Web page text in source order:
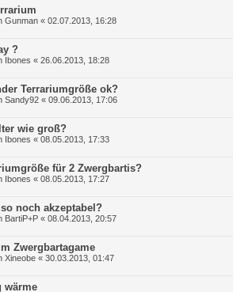
Gunman « 02.07.2013, 16:28
?
Ibones « 26.06.2013, 18:28
Terrariumgröße ok?
Sandy92 « 09.06.2013, 17:06
wie groß?
Ibones « 08.05.2013, 17:33
für 2 Zwergbartis?
Ibones « 08.05.2013, 17:27
noch akzeptabel?
BartiP+P « 08.04.2013, 20:57
Zwergbartagame
Xineobe « 30.03.2013, 01:47
wärme